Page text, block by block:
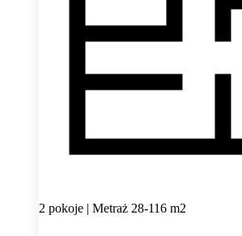
2 pokoje | Metraż 28-116 m2